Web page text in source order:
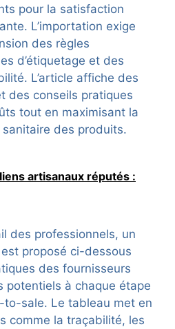
pour la satisfaction
L’importation exige
des règles
d’étiquetage et des
L’article affiche des
des conseils pratiques
tout en maximisant la
des produits.
artisanaux réputés :
des professionnels, un
proposé ci-dessous
des fournisseurs
potentiels à chaque étape
to-sale. Le tableau met en
comme la traçabilité, les